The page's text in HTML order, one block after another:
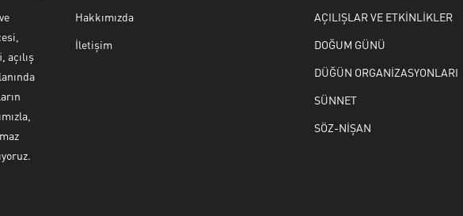
Hakkımızda
İletişim
AÇILIŞLAR VE ETKİNLİKLER
DOĞUM GÜNÜ
DÜĞÜN ORGANİZASYONLARI
SÜNNET
SÖZ-NİŞAN